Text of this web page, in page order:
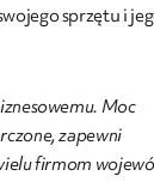
sprzętu i
Moc
zapewni
firmom